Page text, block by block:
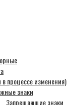
процессе изменения)
знаки
Запрещающие знаки